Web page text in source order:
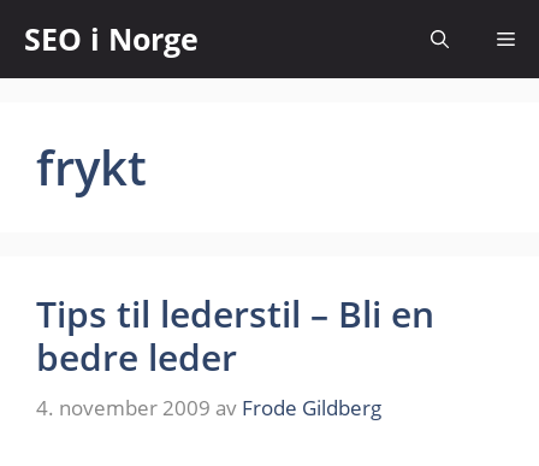
SEO i Norge
frykt
Tips til lederstil – Bli en
bedre leder
4. november 2009 av Frode Gildberg